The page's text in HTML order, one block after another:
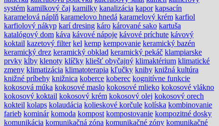
systém kamilkový čaj kamilky kanalizácia kapor kapsacín
karamelová náplň karamelovo hnedá karamelový krém karfiol
karfiolový nákyp karí dresing káro kárované sako kartuša
katalógový dom káva kávové nápoje kávové príchute kávový
koktail kazetový filter kel kemp kempovanie keramický bazén
keramický drez keramický obklad keramický pekáč klampiarske
prvky kĺby klenoty klíčky kliešť obyčajný klimaktérium klimatické
zmeny klimatizácia klimatoterapia kľučky knihy knižná kultúra
knižné príbehy knižnica koberce koberec kognitívne funkcie
kokosová múka kokosové maslo kokosové mlieko kokosové vlákno
kokosový koktail kokosový krém kokosový olej kokosový orech
kokteil kolaps kolaudácia kolieskové korčule kolíska kombinovanie
farieb kominár komoda kompost kompostovanie kompozitné dosky
komunikácia komunikačná zóna komunikačné zóny komunikačné